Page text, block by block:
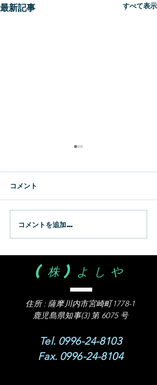
最新記事 すべて表示
コメント
コメントを追加…
(株)よしや
住所 : 薩摩川内市宮崎町1778-1
​鹿児島県知事(3) 第 6075 号
Tel. 0996-24-8103
Fax. 0996-24-8104